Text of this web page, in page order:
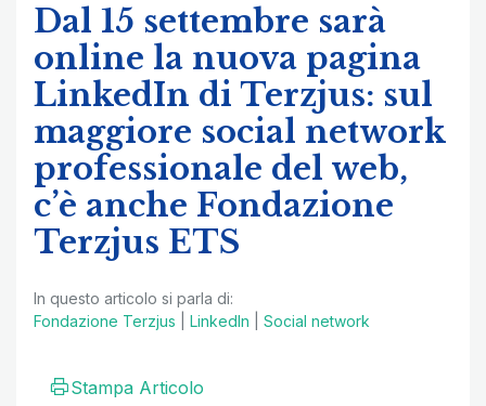
Dal 15 settembre sarà
online la nuova pagina
LinkedIn di Terzjus: sul
maggiore social network
professionale del web,
c’è anche Fondazione
Terzjus ETS
In questo articolo si parla di:
Fondazione Terzjus
LinkedIn Social network
Stampa Articolo